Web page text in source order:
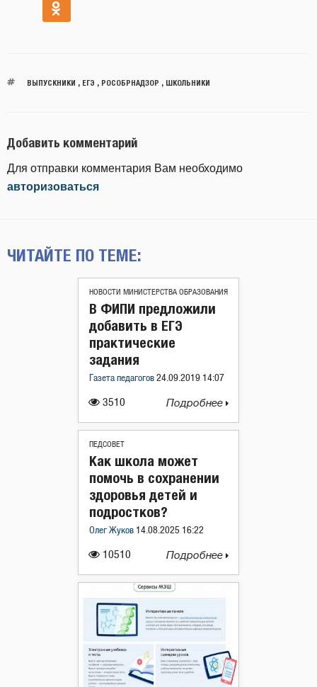
ВЫПУСКНИКИ , ЕГЭ , РОСОБРНАДЗОР , ШКОЛЬНИКИ
Добавить комментарий
Для отправки комментария Вам необходимо
авторизоваться
ЧИТАЙТЕ ПО ТЕМЕ:
НОВОСТИ МИНИСТЕРСТВА ОБРАЗОВАНИЯ
3510
В ФИПИ предложили
добавить в ЕГЭ
практические
задания
Газета педагогов 24.09.2019 14:07
Подробнее
ПЕДСОВЕТ
10510
Как школа может
помочь в сохранении
здоровья детей и
подростков?
Олег Жуков 14.08.2025 16:22
Подробнее